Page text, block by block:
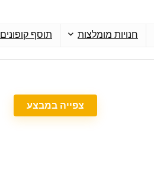
חנויות מומלצות תוסף קופונים
צפייה במבצע